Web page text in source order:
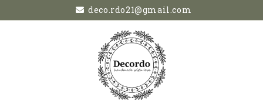
deco.rdo21@gmail.com